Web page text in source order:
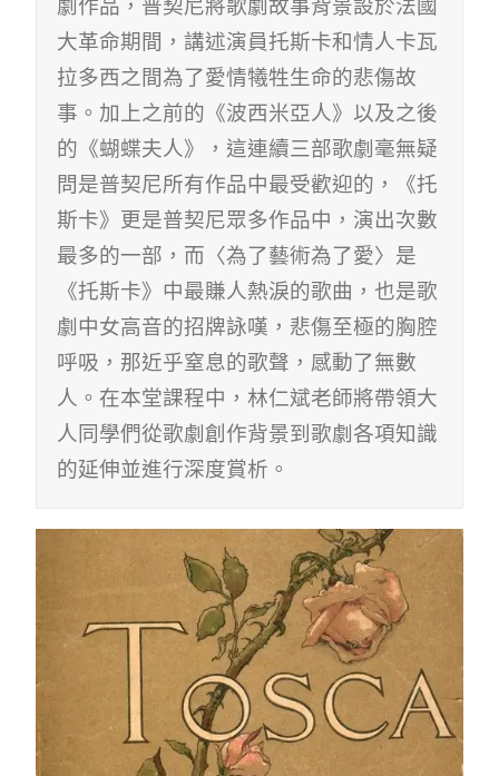
劇作品，普契尼將歌劇故事背景設於法國
大革命期間，講述演員托斯卡和情人卡瓦
拉多西之間為了愛情犧牲生命的悲傷故
事。加上之前的《波西米亞人》以及之後
的《蝴蝶夫人》，這連續三部歌劇毫無疑
問是普契尼所有作品中最受歡迎的，《托
斯卡》更是普契尼眾多作品中，演出次數
最多的一部，而〈為了藝術為了愛〉是
《托斯卡》中最賺人熱淚的歌曲，也是歌
劇中女高音的招牌詠嘆，悲傷至極的胸腔
呼吸，那近乎窒息的歌聲，感動了無數
人。在本堂課程中，林仁斌老師將帶領大
人同學們從歌劇創作背景到歌劇各項知識
的延伸並進行深度賞析。